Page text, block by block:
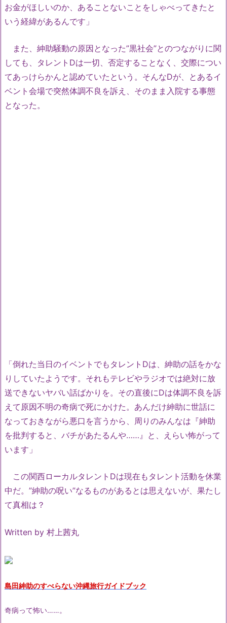
お金がほしいのか、あることないことをしゃべってきたと
いう経緯があるんです」
また、紳助騒動の原因となった”黒社会”とのつながりに関
しても、タレントDは一切、否定することなく、交際につい
てあっけらかんと認めていたという。そんなDが、とあるイ
ベント会場で突然体調不良を訴え、そのまま入院する事態
となった。
「倒れた当日のイベントでもタレントDは、紳助の話をかな
りしていたようです。それもテレビやラジオでは絶対に放
送できないヤバい話ばかりを。その直後にDは体調不良を訴
えて原因不明の奇病で死にかけた。あんだけ紳助に世話に
なっておきながら悪口を言うから、周りのみんなは『紳助
を批判すると、バチがあたるんや……』と、えらい怖がって
います」
この関西ローカルタレントDは現在もタレント活動を休業
中だ。”紳助の呪い”なるものがあるとは思えないが、果たし
て真相は？
Written by 村上茜丸
島田紳助のすべらない沖縄旅行ガイドブック
奇病って怖い……。